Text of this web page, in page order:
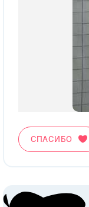
СПАСИБО